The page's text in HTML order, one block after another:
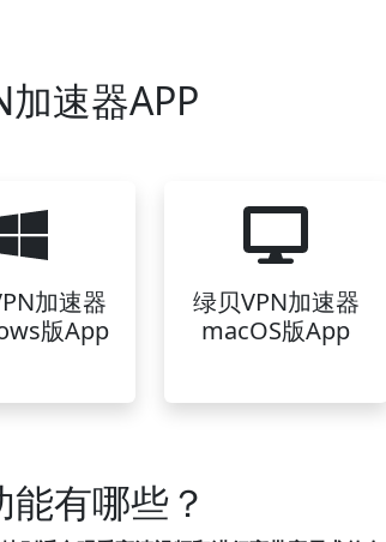
速器APP
加速器
版App
绿贝VPN加速器
macOS版App
有哪些？